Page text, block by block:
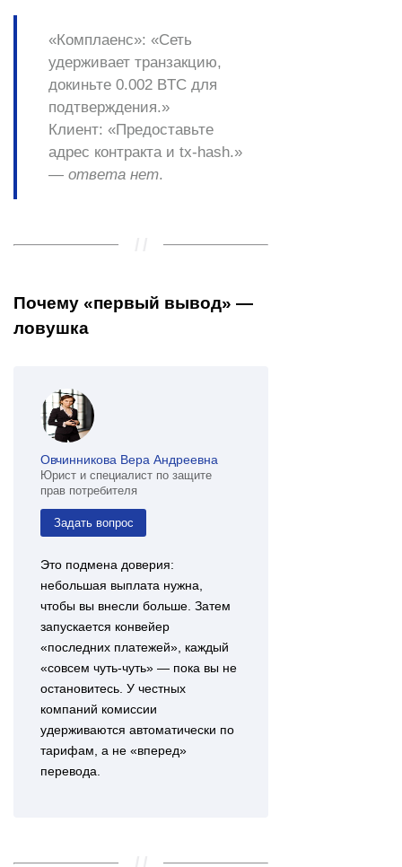
«Комплаенс»: «Сеть
удерживает транзакцию,
докиньте 0.002 BTC для
подтверждения.»
Клиент: «Предоставьте
адрес контракта и tx-hash.»
— ответа нет.
Почему «первый вывод» —
ловушка
Овчинникова Вера Андреевна
Юрист и специалист по защите
прав потребителя
Задать вопрос
Это подмена доверия:
небольшая выплата нужна,
чтобы вы внесли больше. Затем
запускается конвейер
«последних платежей», каждый
«совсем чуть-чуть» — пока вы не
остановитесь. У честных
компаний комиссии
удерживаются автоматически по
тарифам, а не «вперед»
перевода.